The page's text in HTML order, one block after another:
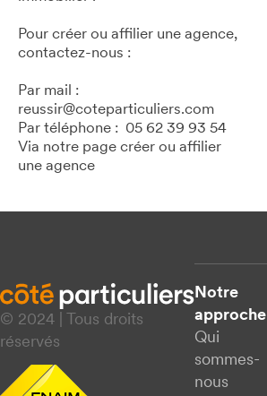
Pour créer ou affilier une agence,
contactez-nous :
Par mail :
reussir@coteparticuliers.com
Par téléphone : 05 62 39 93 54
Via notre page créer ou affilier
une agence
© 2024 | Tous droits
réservés
Notre
approche
Qui
sommes-
nous